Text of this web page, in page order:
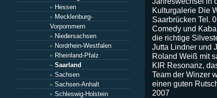
Hessen
Mecklenburg-
Vorpommern
Niedersachsen
Nordrhein-Westfalen
Rheinland-Pfalz
Saarland
Sachsen
Sachsen-Anhalt
Schleswig-Holstein
Kulturgalerie Die
Saarbrücken Tel.
Comedy und
die richtige
Jutta Lindner und
Roland Weiß mit
KIR Resonanz,
Team der Winzer
einen guten
2007